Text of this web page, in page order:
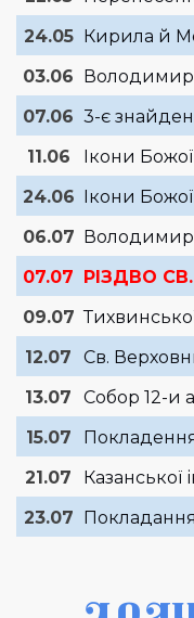
24.05
Кирила й
03.06
07.06 3-є
11.06
Ікони
24.06
Ікони
06.07
07.07
РІЗДВО
09.07
12.07
Св.
13.07
Собор 12-и
15.07
21.07
Казанської
23.07